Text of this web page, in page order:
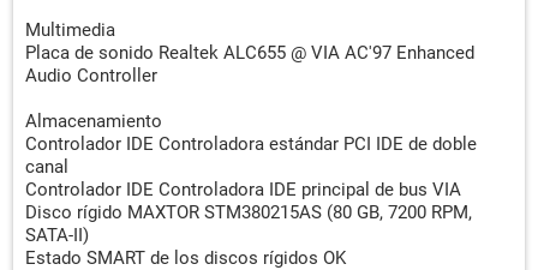
Multimedia
Placa de sonido Realtek ALC655 @ VIA AC'97 Enhanced
Audio Controller
Almacenamiento
Controlador IDE Controladora estándar PCI IDE de doble
canal
Controlador IDE Controladora IDE principal de bus VIA
Disco rígido MAXTOR STM380215AS (80 GB, 7200 RPM,
SATA-II)
Estado SMART de los discos rígidos OK